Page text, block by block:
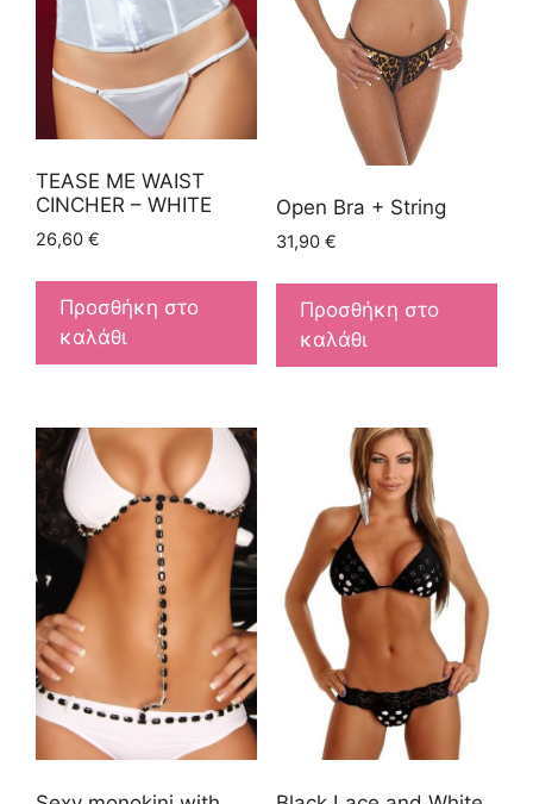
TEASE ME WAIST
CINCHER – WHITE
26,60 €
Προσθήκη στο
καλάθι
Open Bra + String
31,90 €
Προσθήκη στο
καλάθι